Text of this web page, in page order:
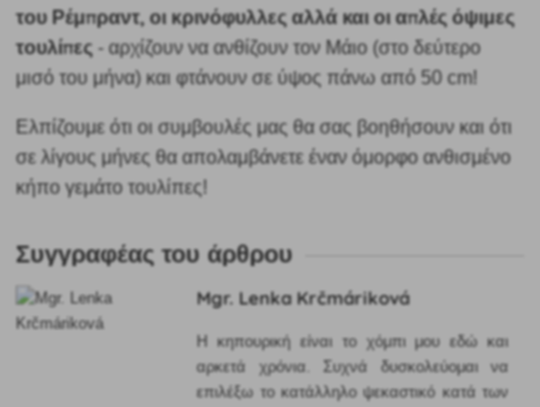
του Ρέμπραντ, οι κρινόφυλλες αλλά και οι απλές όψιμες
τουλίπες - αρχίζουν να ανθίζουν τον Μάιο (στο δεύτερο
μισό του μήνα) και φτάνουν σε ύψος πάνω από 50 cm!
Ελπίζουμε ότι οι συμβουλές μας θα σας βοηθήσουν και ότι
σε λίγους μήνες θα απολαμβάνετε έναν όμορφο ανθισμένο
κήπο γεμάτο τουλίπες!
Συγγραφέας του άρθρου
Mgr. Lenka Krčmáriková
Η κηπουρική είναι το χόμπι μου εδώ και
αρκετά χρόνια. Συχνά δυσκολεύομαι να
επιλέξω το κατάλληλο ψεκαστικό κατά των